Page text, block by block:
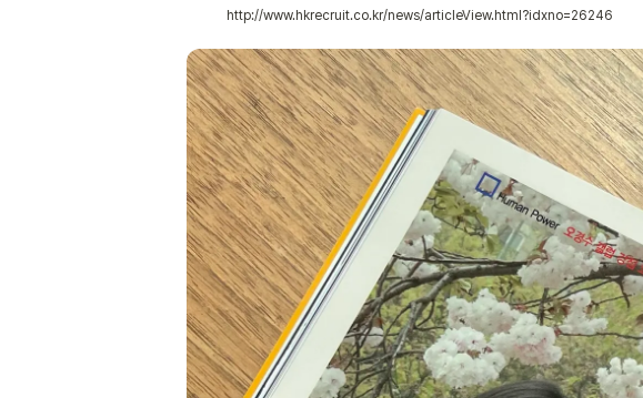
는 경우가 부지기수다. 오경수 갤럽 강점 코치와의 인터뷰 내내 ‘우리의 행복은 자신의
신의 약점에 갇혀 고민하는 이들에게 스스로 빛나고 있음을 일깨우는 오경수 코치의 이야
http://www.hkrecruit.co.kr/news/articleView.html?idxno=26246